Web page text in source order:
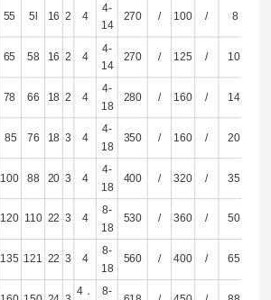
55 5l 16 2 4
4-
14
270 / 100 / 8
65 58 16 2 4
4-
14
270 / 125 / 10
78 66 18 2 4
4-
18
280 / 160 / 14
85 76 18 3 4
4-
18
350 / 160 / 20
100 88 20 3 4
4-
18
400 / 320 / 35
120 110 22 3 4
8-
18
530 / 360 / 50
135 121 22 3 4
8-
18
560 / 400 / 65
4． 8-